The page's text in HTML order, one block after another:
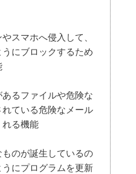
スマホへ侵入して、
にブロックするため
るファイルや危険な
ている危険なメール
のが誕生しているの
にプログラムを更新